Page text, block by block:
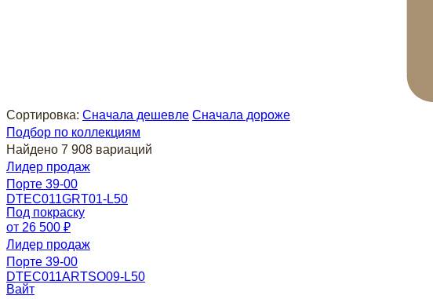
Сортировка: Сначала дешевле Сначала дороже
Подбор по коллекциям
Найдено 7 908 вариаций
Лидер продаж
Порте 39-00
DTEC011GRT01-L50
Под покраску
от 26 500 ₽
Лидер продаж
Порте 39-00
DTEC011ARTSO09-L50
Вайт